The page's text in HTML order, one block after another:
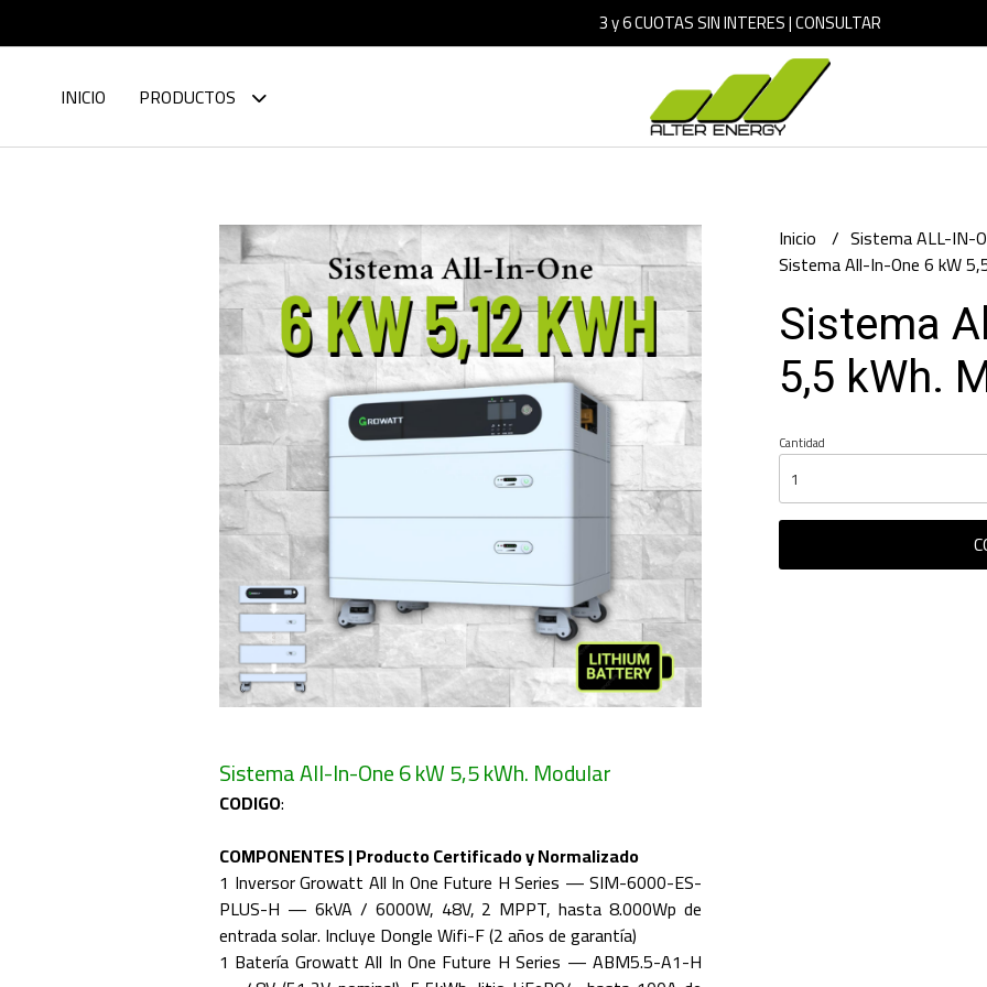
3 y 6 CUOTAS SIN INTERES | CONSULTAR
INICIO PRODUCTOS
Sistema All-In-One 6 kW 5,5 kWh. Modular
CODIGO:
COMPONENTES | Producto Certificado y Normalizado
1 Inversor Growatt All In One Future H Series — SIM-6000-ES-
PLUS-H — 6kVA / 6000W, 48V, 2 MPPT, hasta 8.000Wp de
entrada solar. Incluye Dongle Wifi-F (2 años de garantía)
1 Batería Growatt All In One Future H Series — ABM5.5-A1-H
Inicio
Sistema ALL-IN-
Sistema All-In-One 6 kW
Sistema
5,5 kWh.
Cantidad